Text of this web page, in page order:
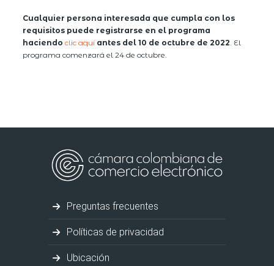
Cualquier persona interesada que cumpla con los
requisitos puede registrarse en el programa
haciendoclic aquí antes del 10 de octubre de 2022. El
programa comenzará el 24 de octubre.
Preguntas frecuentes
Políticas de privacidad
Ubicación